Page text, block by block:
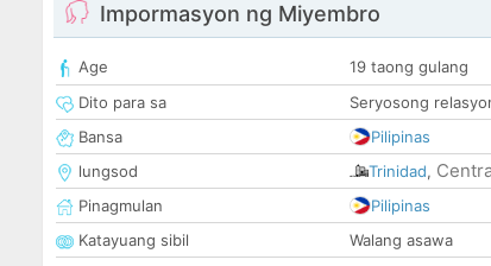
Impormasyon ng Miyembro
Age
19 taong gulang
Dito para sa
Seryosong
Bansa
Pilipinas
lungsod
Trinidad,
Pinagmulan
Pilipinas
Katayuang sibil
Walang asawa